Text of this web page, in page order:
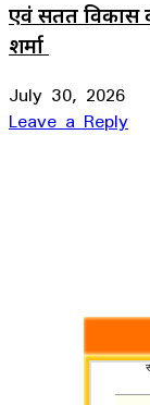
एवं सतत विकास
शर्मा
July 30, 2026
Leave a Reply